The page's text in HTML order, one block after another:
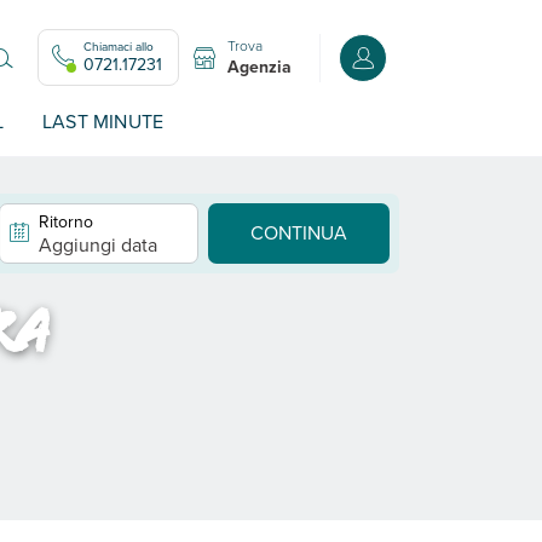
Chiamaci allo
0721.17231
Trova
Agenzia Accedi o registrati
LAST MINUTE
Ritorno
Aggiungi data CONTINUA